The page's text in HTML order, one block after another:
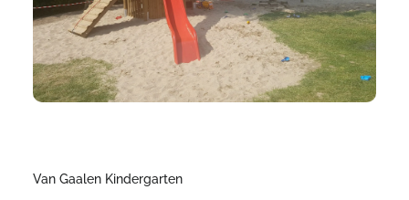
Van Gaalen Kindergarten